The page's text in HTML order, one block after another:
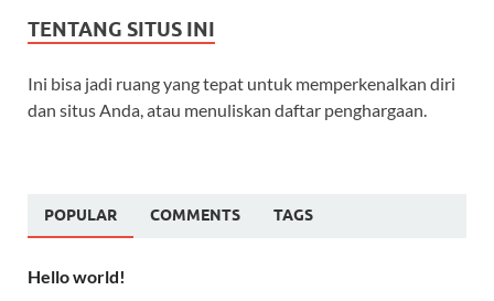
TENTANG SITUS INI
Ini bisa jadi ruang yang tepat untuk memperkenalkan diri
dan situs Anda, atau menuliskan daftar penghargaan.
POPULAR COMMENTS TAGS
Hello world!